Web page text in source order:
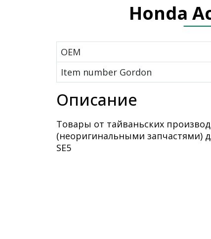
Honda
OEM
Item number Gordon
Описание
Товары от тайваньских
(неоригинальными запчастями)
SE5